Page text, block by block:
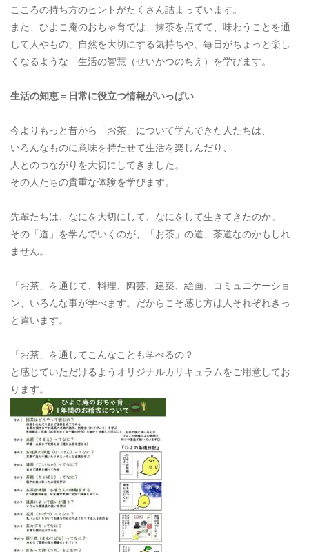
こころの持ち方のヒントがたくさん詰まっています。
また、ひよこ庵のおちゃ育では、抹茶を点てて、味わうことを通
して人やもの、自然を大切にする気持ちや、毎日がちょっと楽し
くなるような「生活の智慧（せいかつのちえ）を学びます。
生活の知恵＝日常に役立つ情報がいっぱい
今よりもっと昔から「お茶」について学んできた人たちは、
いろんなものに意味を持たせて生活を楽しんだり、
人とのつながりを大切にしてきました。
その人たちの貴重な体験を学びます。
先輩たちは、なにを大切にして、なにをして生きてきたのか。
その「道」を学んでいくのが、「お茶」の道、茶道なのかもしれ
ません。
「お茶」を通じて、料理、陶芸、建築、絵画、コミュニケーショ
ン、いろんな事が学べます。だからこそ感じ方は人それぞれきっ
と違います。
「お茶」を通してこんなことも学べるの？
と感じていただけるようオリジナルカリキュラムをご用意してお
ります。